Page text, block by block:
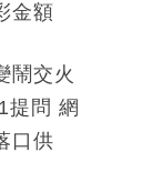
金額
鬧交火
提問 網
口供